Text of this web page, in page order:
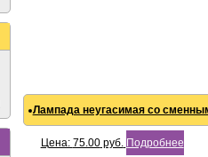
Лампада неугасимая со
Цена: 75.00руб. Подробнее